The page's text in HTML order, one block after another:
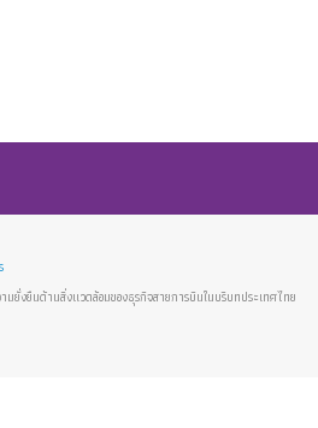
ยั่งยืนด้านสิ่งแวดล้อมของธุรกิจสายการบินในบริบทประเทศไทย